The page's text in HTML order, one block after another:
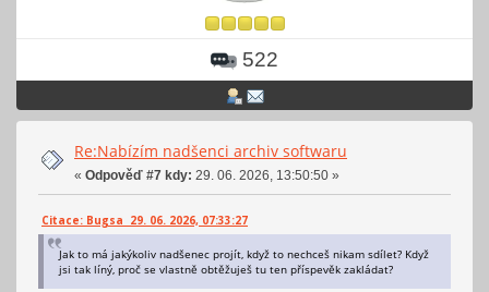
522
Re:Nabízím nadšenci archiv softwaru
« Odpověď #7 kdy: 29. 06. 2026, 13:50:50 »
Citace: Bugsa 29. 06. 2026, 07:33:27
Jak to má jakýkoliv nadšenec projít, když to nechceš nikam sdílet? Když
jsi tak líný, proč se vlastně obtěžuješ tu ten příspevěk zakládat?